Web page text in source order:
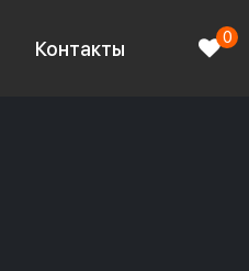
Контакты
0